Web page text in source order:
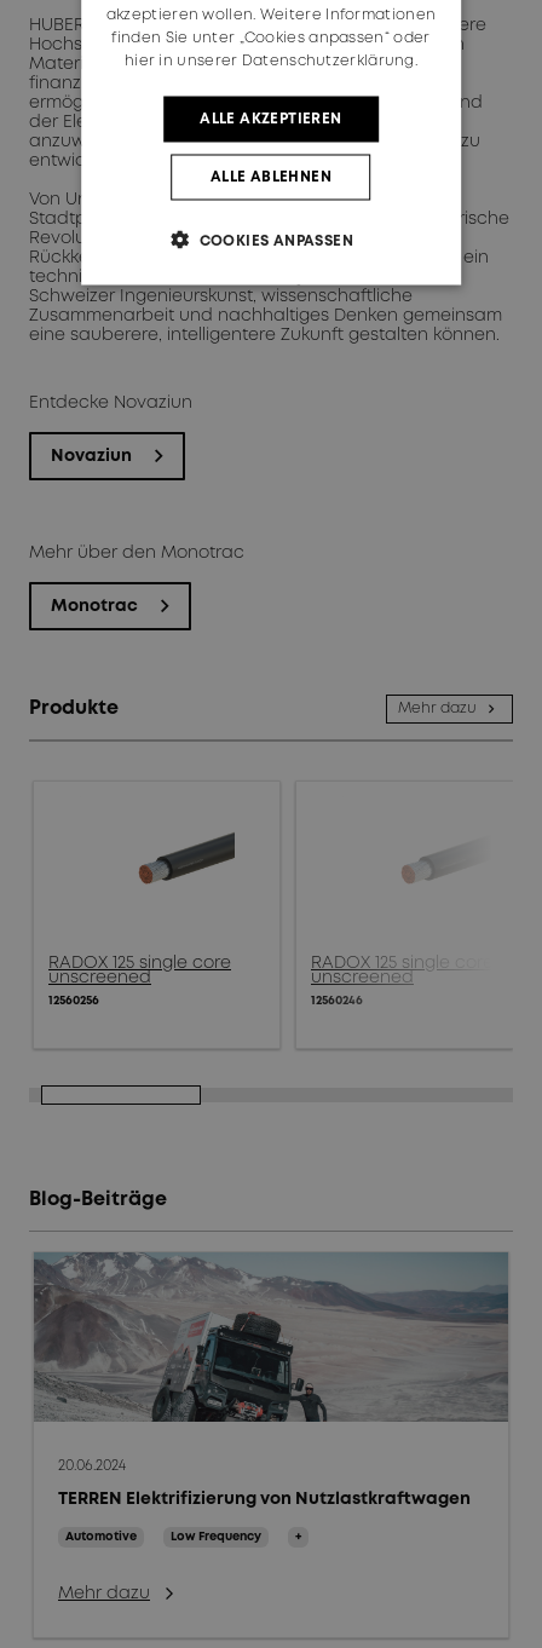
HUBER+SUHNER unterstützt die ETH Zürich und andere
Hochschulen weiterhin durch die Bereitstellung von
Material, aber auch technischem Know-how und
finanziellen Mitteln. Diese Schwerpunktprojekte
ermöglichen es Studierenden im Maschinenbau- und
der Elektrotechnik, ihr Wissen in realen Szenarien
anzuwenden und Elektrofahrzeuge von Grund auf zu
entwickeln und zu bauen.
Von Universitätslaboren über Bergpfade bis hin zu
Stadtparks sind es RADOX®-Lösungen, die die elektrische
Revolution still und leise vorantreiben. Dabei ist die
Rückkehr nach Witzberg im Monotrac mehr als nur ein
technisches Detail – sie ist ein Symbol dafür, wie
Schweizer Ingenieurskunst, wissenschaftliche
Zusammenarbeit und nachhaltiges Denken gemeinsam
eine sauberere, intelligentere Zukunft gestalten können.
Entdecke Novaziun
Novaziun
Mehr über den Monotrac
Monotrac
Produkte Mehr dazu
RADOX 125 single core
unscreened
12560256
RADOX 125 single core
unscreened
12560246
Blog-Beiträge
20.06.2024
TERREN Elektrifizierung von Nutzlastkraftwagen
Automotive Low Frequency +
Mehr dazu
akzeptieren wollen. Weitere Informationen
finden Sie unter „Cookies anpassen“ oder
hier in unserer Datenschutzerklärung.
ALLE AKZEPTIEREN
ALLE ABLEHNEN
COOKIES ANPASSEN